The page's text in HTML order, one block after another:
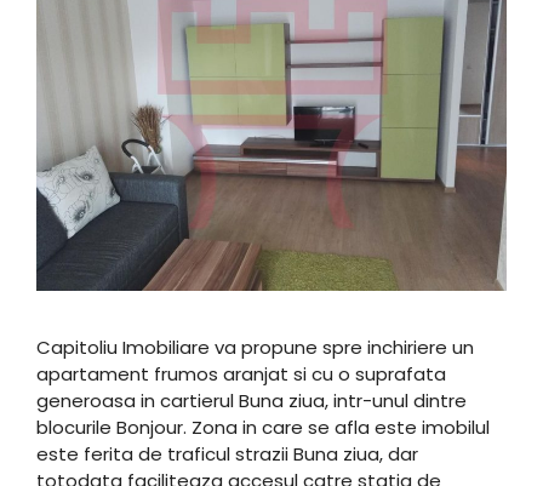
Capitoliu Imobiliare va propune spre inchiriere un
apartament frumos aranjat si cu o suprafata
generoasa in cartierul Buna ziua, intr-unul dintre
blocurile Bonjour. Zona in care se afla este imobilul
este ferita de traficul strazii Buna ziua, dar
totodata faciliteaza accesul catre statia de